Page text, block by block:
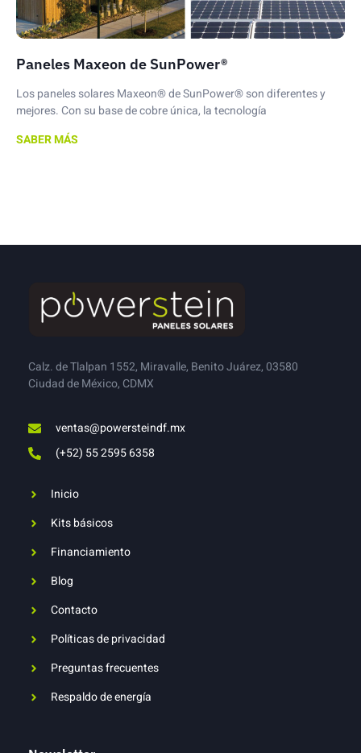
Paneles Maxeon de SunPower®
Los paneles solares Maxeon® de SunPower® son diferentes y
mejores. Con su base de cobre única, la tecnología
SABER MÁS
Calz. de Tlalpan 1552, Miravalle, Benito Juárez, 03580
Ciudad de México, CDMX
ventas@powersteindf.mx
(+52) 55 2595 6358
Inicio
Kits básicos
Financiamiento
Blog
Contacto
Políticas de privacidad
Preguntas frecuentes
Respaldo de energía